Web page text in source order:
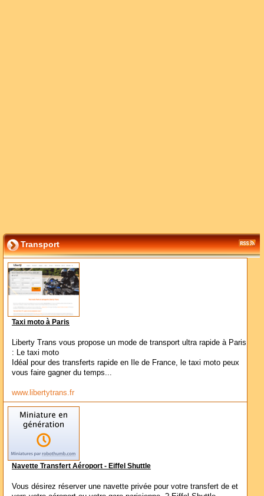
Transport
Taxi moto à Paris
Liberty Trans vous propose un mode de transport ultra rapide à Paris
: Le taxi moto
Idéal pour des transferts rapide en Ile de France, le taxi moto peux
vous faire gagner du temps...
www.libertytrans.fr
Navette Transfert Aéroport - Eiffel Shuttle
Vous désirez réserver une navette privée pour votre transfert de et